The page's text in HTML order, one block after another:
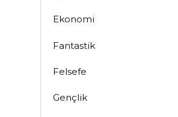
Ekonomi
Fantastik
Felsefe
Gençlik